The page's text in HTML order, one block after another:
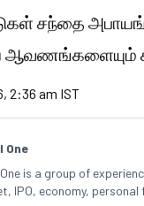
சந்தை
2:36 am IST
One
is a group of
IPO, economy,